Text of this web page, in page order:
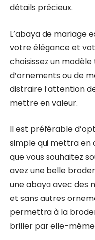
détails précieux.
L’abaya de mariage
votre élégance et
choisissez un
d’ornements ou de
distraire l’attention
mettre en valeur.
Il est préférable
simple qui mettra en
que vous souhaitez
avez une belle
une abaya avec des
et sans autres
permettra à la
briller par elle-même.